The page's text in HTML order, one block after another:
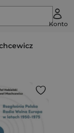
Konto